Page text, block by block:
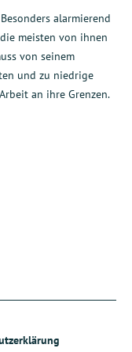
alarmierend
meisten von ihnen
von seinem
und zu niedrige
an ihre Grenzen.